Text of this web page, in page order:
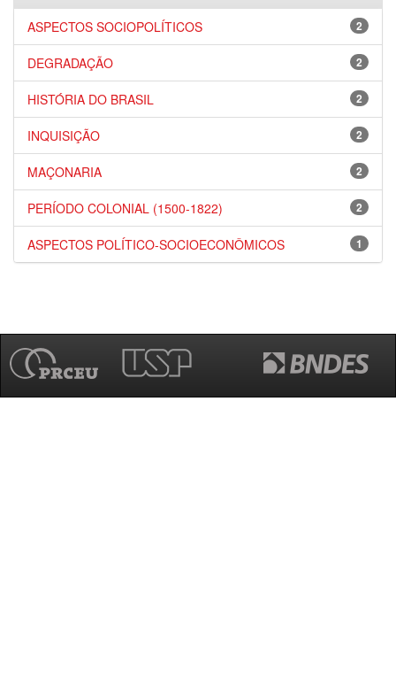
2
ASPECTOS SOCIOPOLÍTICOS
2
DEGRADAÇÃO
2
HISTÓRIA DO BRASIL
2
INQUISIÇÃO
2
MAÇONARIA
2
PERÍODO COLONIAL (1500-1822)
1
ASPECTOS POLÍTICO-SOCIOECONÔMICOS